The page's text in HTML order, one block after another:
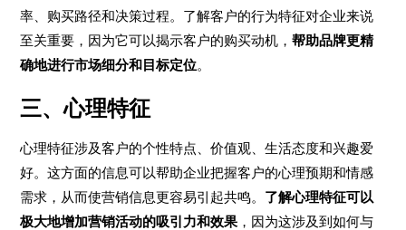
率、购买路径和决策过程。了解客户的行为特征对企业来说
至关重要，因为它可以揭示客户的购买动机，帮助品牌更精
确地进行市场细分和目标定位。
三、心理特征
心理特征涉及客户的个性特点、价值观、生活态度和兴趣爱
好。这方面的信息可以帮助企业把握客户的心理预期和情感
需求，从而使营销信息更容易引起共鸣。 了解心理特征可以
极大地增加营销活动的吸引力和效果 ，因为这涉及到如何与